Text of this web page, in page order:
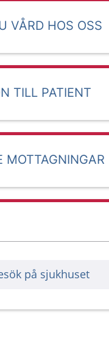
VÅRD HOS OSS
TILL PATIENT
MOTTAGNINGAR
på sjukhuset